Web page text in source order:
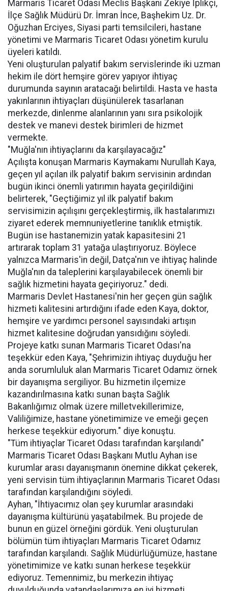
Marmaris Ticaret Odası Meclis Başkanı Zekiye İplikçi,
İlçe Sağlık Müdürü Dr. İmran İnce, Başhekim Uz. Dr.
Oğuzhan Erciyes, Siyasi parti temsilcileri, hastane
yönetimi ve Marmaris Ticaret Odası yönetim kurulu
üyeleri katıldı.
Yeni oluşturulan palyatif bakım servislerinde iki uzman
hekim ile dört hemşire görev yapıyor ihtiyaç
durumunda sayının aratacağı belirtildi. Hasta ve hasta
yakınlarının ihtiyaçları düşünülerek tasarlanan
merkezde, dinlenme alanlarının yanı sıra psikolojik
destek ve manevi destek birimleri de hizmet
vermekte.
"Muğla'nın ihtiyaçlarını da karşılayacağız"
Açılışta konuşan Marmaris Kaymakamı Nurullah Kaya,
geçen yıl açılan ilk palyatif bakım servisinin ardından
bugün ikinci önemli yatırımın hayata geçirildiğini
belirterek, "Geçtiğimiz yıl ilk palyatif bakım
servisimizin açılışını gerçekleştirmiş, ilk hastalarımızı
ziyaret ederek memnuniyetlerine tanıklık etmiştik.
Bugün ise hastanemizin yatak kapasitesini 21
artırarak toplam 31 yatağa ulaştırıyoruz. Böylece
yalnızca Marmaris'in değil, Datça'nın ve ihtiyaç halinde
Muğla'nın da taleplerini karşılayabilecek önemli bir
sağlık hizmetini hayata geçiriyoruz." dedi.
Marmaris Devlet Hastanesi'nin her geçen gün sağlık
hizmeti kalitesini artırdığını ifade eden Kaya, doktor,
hemşire ve yardımcı personel sayısındaki artışın
hizmet kalitesine doğrudan yansıdığını söyledi.
Projeye katkı sunan Marmaris Ticaret Odası'na
teşekkür eden Kaya, "Şehrimizin ihtiyaç duyduğu her
anda sorumluluk alan Marmaris Ticaret Odamız örnek
bir dayanışma sergiliyor. Bu hizmetin ilçemize
kazandırılmasına katkı sunan başta Sağlık
Bakanlığımız olmak üzere milletvekillerimize,
Valiliğimize, hastane yönetimimize ve emeği geçen
herkese teşekkür ediyorum." diye konuştu.
"Tüm ihtiyaçlar Ticaret Odası tarafından karşılandı"
Marmaris Ticaret Odası Başkanı Mutlu Ayhan ise
kurumlar arası dayanışmanın önemine dikkat çekerek,
yeni servisin tüm ihtiyaçlarının Marmaris Ticaret Odası
tarafından karşılandığını söyledi.
Ayhan, "İhtiyacımız olan şey kurumlar arasındaki
dayanışma kültürünü yaşatabilmek. Bu projede de
bunun en güzel örneğini gördük. Yeni oluşturulan
bölümün tüm ihtiyaçları Marmaris Ticaret Odamız
tarafından karşılandı. Sağlık Müdürlüğümüze, hastane
yönetimimize ve katkı sunan herkese teşekkür
ediyoruz. Temennimiz, bu merkezin ihtiyaç